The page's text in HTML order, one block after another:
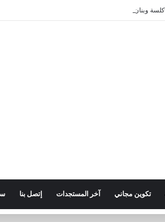
تكوين مجاني آخر المستجدات إتصل بنا